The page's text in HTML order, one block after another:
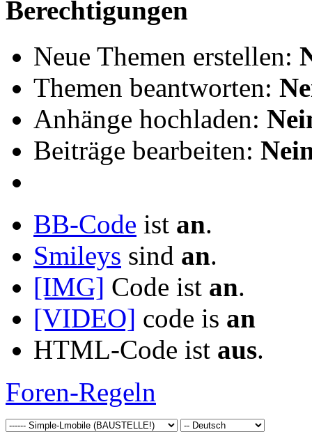
Berechtigungen
Neue Themen erstellen:
Themen beantworten:
Anhänge hochladen:
Beiträge bearbeiten:
BB-Code ist an.
Smileys sind an.
[IMG] Code ist an.
[VIDEO] code is an
HTML-Code ist aus.
Foren-Regeln